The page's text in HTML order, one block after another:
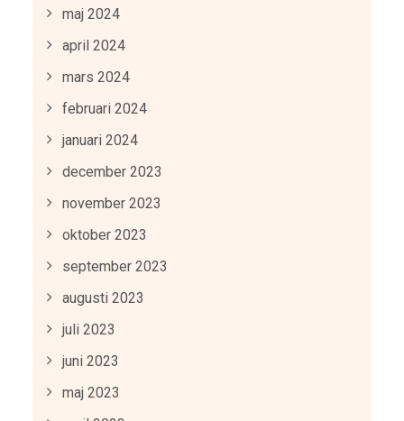
maj 2024
april 2024
mars 2024
februari 2024
januari 2024
december 2023
november 2023
oktober 2023
september 2023
augusti 2023
juli 2023
juni 2023
maj 2023